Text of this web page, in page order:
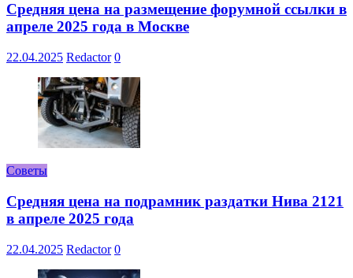
Средняя цена на размещение форумной ссылки в
апреле 2025 года в Москве
22.04.2025 Redactor 0
Советы
Средняя цена на подрамник раздатки Нива 2121
в апреле 2025 года
22.04.2025 Redactor 0